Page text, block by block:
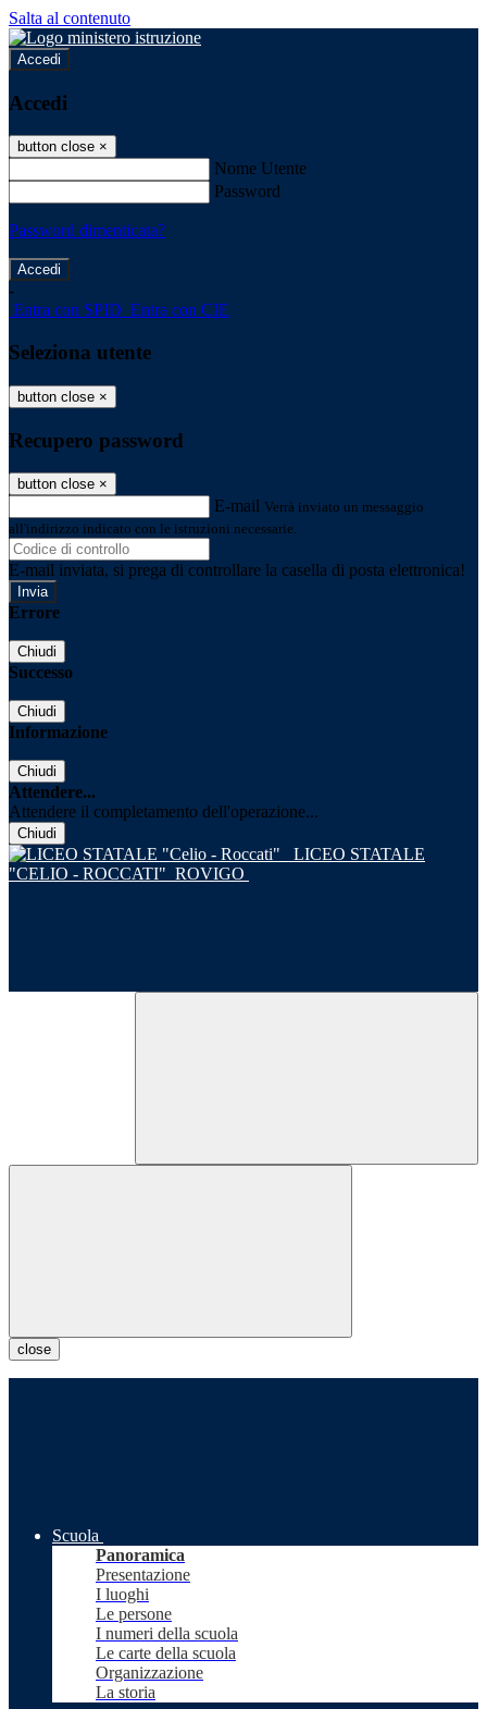
Salta al contenuto
Accedi
Accedi
button close ×
Nome Utente
Password
Password dimenticata?
-
Entra con SPID Entra con CIE
Seleziona utente
button close ×
Recupero password
button close ×
E-mail Verrà inviato un messaggio
all'indirizzo indicato con le istruzioni necessarie.
E-mail inviata, si prega di controllare la casella di posta elettronica!
Errore
Chiudi
Successo
Chiudi
Informazione
Chiudi
Attendere...
Attendere il completamento dell'operazione...
Chiudi
LICEO STATALE
"CELIO - ROCCATI" ROVIGO
close
Scuola
Panoramica
Presentazione
I luoghi
Le persone
I numeri della scuola
Le carte della scuola
Organizzazione
La storia